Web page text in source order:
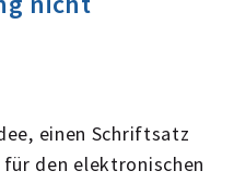
einen Schriftsatz
den elektronischen